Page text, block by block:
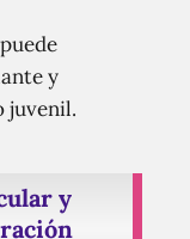
y
juvenil.
y